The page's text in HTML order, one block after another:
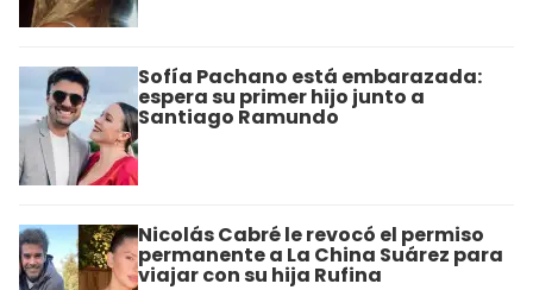
Sofía Pachano está embarazada:
espera su primer hijo junto a
Santiago Ramundo
Nicolás Cabré le revocó el permiso
permanente a La China Suárez para
viajar con su hija Rufina